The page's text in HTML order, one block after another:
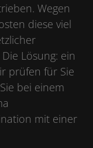
Wegen
diese viel
Lösung: ein
prüfen für Sie
bei einem
mit einer